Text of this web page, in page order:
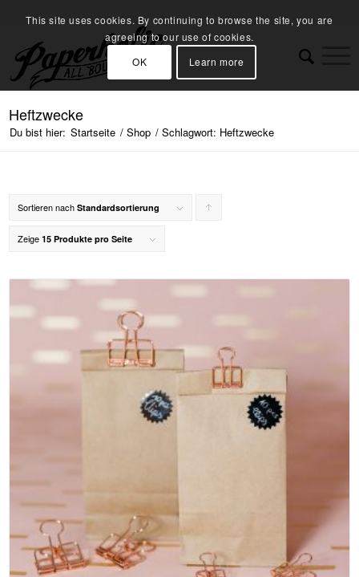
Heftzwecke
Du bist hier: Startseite / Shop / Schlagwort: Heftzwecke
Sortieren nachStandardsortierung
Produkte
Reihenfolge
Zeige15 Produkte pro Seite
This site uses cookies. By continuing to browse the site, you are
agreeing to our use of cookies.
OK
Learn more